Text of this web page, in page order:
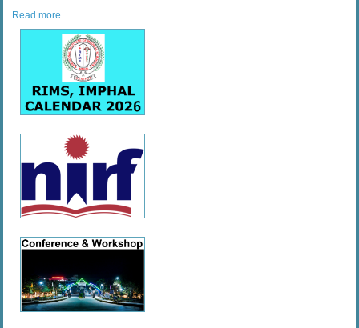
Read more